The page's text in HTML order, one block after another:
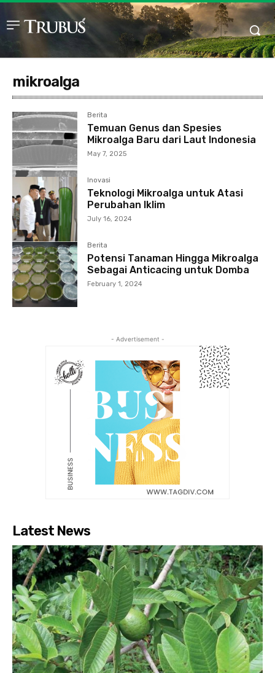
mikroalga
Berita
Temuan Genus dan Spesies
Mikroalga Baru dari Laut Indonesia
May 7, 2025
Inovasi
Teknologi Mikroalga untuk Atasi
Perubahan Iklim
July 16, 2024
Berita
Potensi Tanaman Hingga Mikroalga
Sebagai Anticacing untuk Domba
February 1, 2024
- Advertisement -
Latest News